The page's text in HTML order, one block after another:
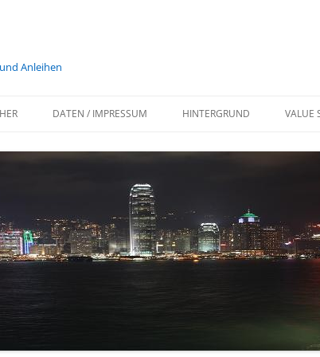
Anleihen
DATEN / IMPRESSUM HINTERGRUND VALUE